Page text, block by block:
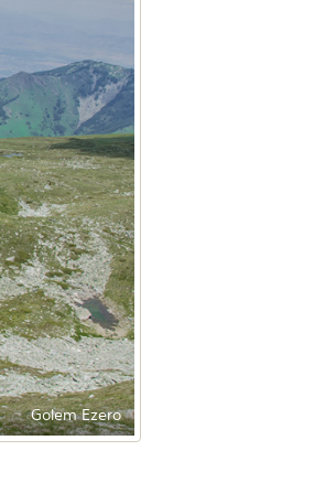
Golem Ezero